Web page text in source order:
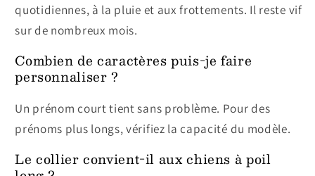
quotidiennes, à la pluie et aux frottements. Il reste vif
sur de nombreux mois.
Combien de caractères puis-je faire
personnaliser ?
Un prénom court tient sans problème. Pour des
prénoms plus longs, vérifiez la capacité du modèle.
Le collier convient-il aux chiens à poil